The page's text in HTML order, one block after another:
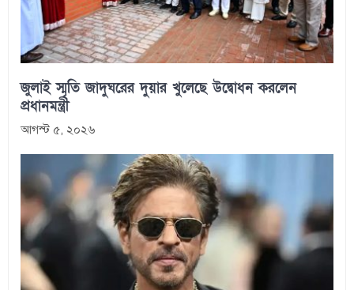
জুলাই স্মৃতি জাদুঘরের দুয়ার খুলেছে উদ্বোধন করলেন
প্রধানমন্ত্রী
আগস্ট ৫, ২০২৬